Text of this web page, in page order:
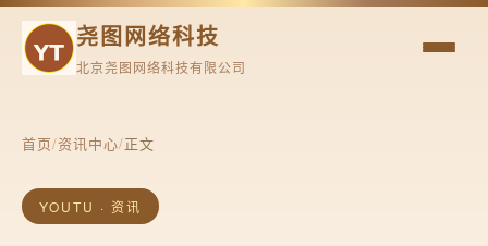
尧图网络科技
北京尧图网络科技有限公司
首页/资讯中心/正文
YOUTU · 资讯